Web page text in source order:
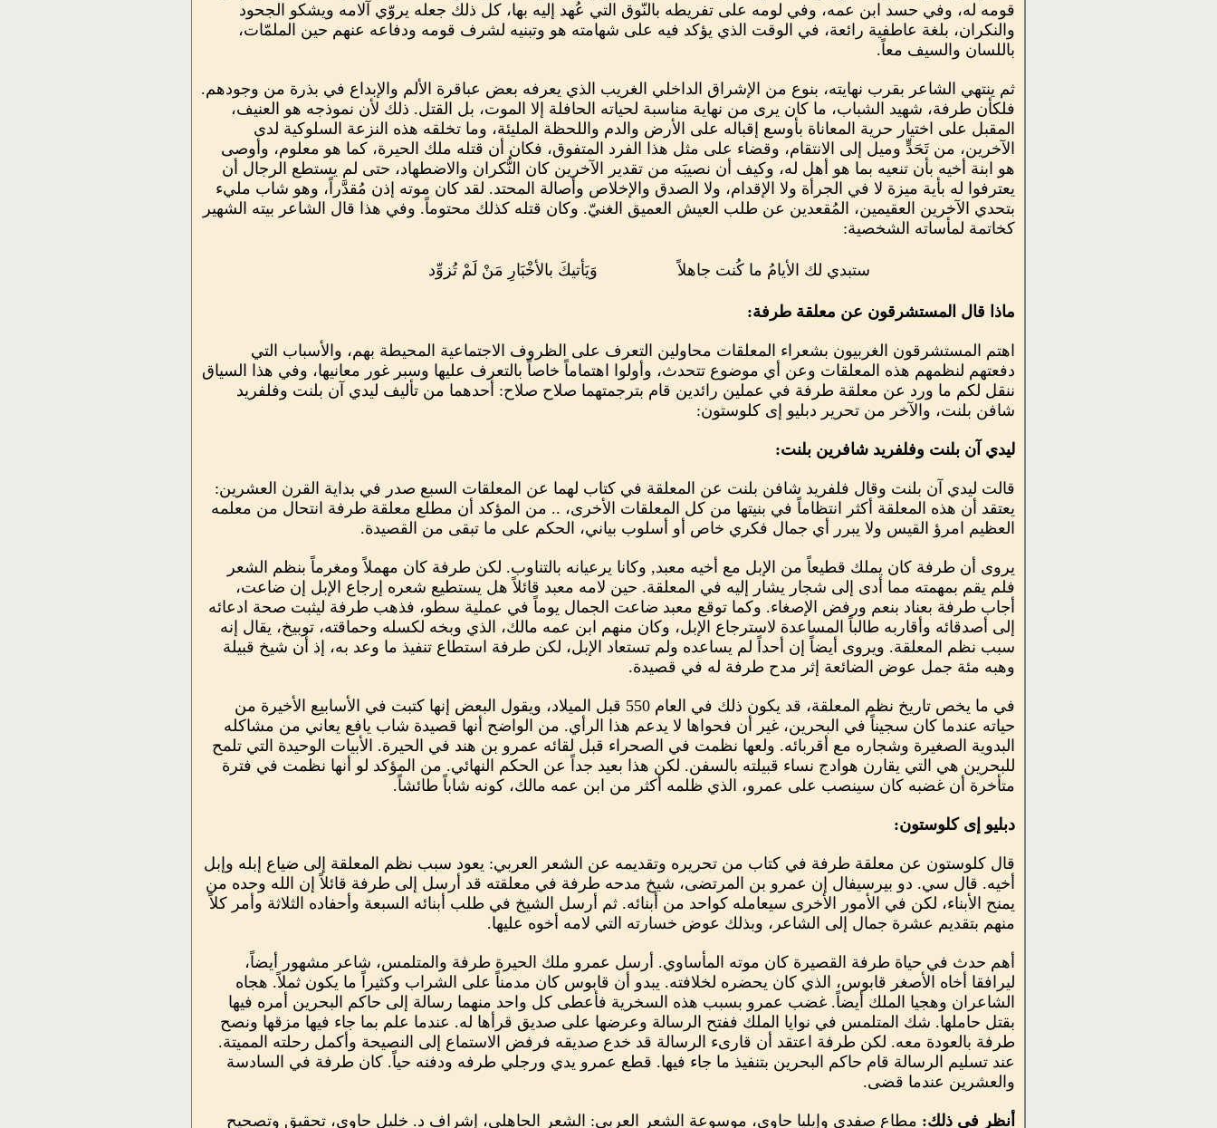
قومه له، وفي حسد ابن عمه، وفي لومه على تفريطه بالنّوق التي عُهد إليه بها، كل ذلك جعله يروّي آلامه ويشكو الجحود
والنكران، بلغة عاطفية رائعة، في الوقت الذي يؤكد فيه على شهامته هو وتبنيه لشرف قومه ودفاعه عنهم حين الملمّات،
باللسان والسيف معاً.
ثم ينتهي الشاعر بقرب نهايته، بنوع من الإشراق الداخلي الغريب الذي يعرفه بعض عباقرة الألم والإبداع في بذرة من وجودهم.
فلكأن طرفة، شهيد الشباب، ما كان يرى من نهاية مناسبة لحياته الحافلة إلا الموت، بل القتل. ذلك لأن نموذجه هو العنيف،
المقبل على اختيار حرية المعاناة بأوسع إقباله على الأرض والدم واللحظة المليئة، وما تخلقه هذه النزعة السلوكية لدى
الآخرين، من تَحَدٍّ وميل إلى الانتقام، وقضاء على مثل هذا الفرد المتفوق، فكان أن قتله ملك الحيرة، كما هو معلوم، وأوصى
هو ابنة أخيه بأن تنعيه بما هو أهل له، وكيف أن نصيبَه من تقدير الآخرين كان النُّكران والاضطهاد، حتى لم يستطع الرجال أن
يعترفوا له بأية ميزة لا في الجرأة ولا الإقدام، ولا الصدق والإخلاص وأصالة المحتد. لقد كان موته إذن مُقدَّراً، وهو شاب مليء
بتحدي الآخرين العقيمين، المُقعدين عن طلب العيش العميق الغنيّ. وكان قتله كذلك محتوماً. وفي هذا قال الشاعر بيته الشهير
كخاتمة لمأساته الشخصية:
ستبدي لك الأيامُ ما كُنت جاهلاً وَيَأتيكَ بالأخْبَارِ مَنْ لَمْ تُزوِّد
ماذا قال المستشرقون عن معلقة طرفة:
اهتم المستشرقون الغربيون بشعراء المعلقات محاولين التعرف على الظروف الاجتماعية المحيطة بهم، والأسباب التي
دفعتهم لنظمهم هذه المعلقات وعن أي موضوع تتحدث، وأولوا اهتماماً خاصاً بالتعرف عليها وسبر غور معانيها، وفي هذا السياق
ننقل لكم ما ورد عن معلقة طرفة في عملين رائدين قام بترجمتهما صلاح صلاح: أحدهما من تأليف ليدي آن بلنت وفلفريد
شافن بلنت، والآخر من تحرير دبليو إى كلوستون:
ليدي آن بلنت وفلفريد شافرين بلنت:
قالت ليدي آن بلنت وقال فلفريد شافن بلنت عن المعلقة في كتاب لهما عن المعلقات السبع صدر في بداية القرن العشرين:
يعتقد أن هذه المعلقة أكثر انتظاماً في بنيتها من كل المعلقات الأخرى، .. من المؤكد أن مطلع معلقة طرفة انتحال من معلمه
العظيم امرؤ القيس ولا يبرر أي جمال فكري خاص أو أسلوب بياني، الحكم على ما تبقى من القصيدة.
يروى أن طرفة كان يملك قطيعاً من الإبل مع أخيه معبد, وكانا يرعيانه بالتناوب. لكن طرفة كان مهملاً ومغرماً بنظم الشعر
فلم يقم بمهمته مما أدى إلى شجار يشار إليه في المعلقة. حين لامه معبد قائلاً هل يستطيع شعره إرجاع الإبل إن ضاعت،
أجاب طرفة بعناد بنعم ورفض الإصغاء. وكما توقع معبد ضاعت الجمال يوماً في عملية سطو، فذهب طرفة ليثبت صحة ادعائه
إلى أصدقائه وأقاربه طالباً المساعدة لاسترجاع الإبل، وكان منهم ابن عمه مالك، الذي وبخه لكسله وحماقته، توبيخ، يقال إنه
سبب نظم المعلقة. ويروى أيضاً إن أحداً لم يساعده ولم تستعاد الإبل، لكن طرفة استطاع تنفيذ ما وعد به، إذ أن شيخ قبيلة
وهبه مئة جمل عوض الضائعة إثر مدح طرفة له في قصيدة.
في ما يخص تاريخ نظم المعلقة، قد يكون ذلك في العام 550 قبل الميلاد، ويقول البعض إنها كتبت في الأسابيع الأخيرة من
حياته عندما كان سجيناً في البحرين، غير أن فحواها لا يدعم هذا الرأي. من الواضح أنها قصيدة شاب يافع يعاني من مشاكله
البدوية الصغيرة وشجاره مع أقربائه. ولعها نظمت في الصحراء قبل لقائه عمرو بن هند في الحيرة. الأبيات الوحيدة التي تلمح
للبحرين هي التي يقارن هوادج نساء قبيلته بالسفن. لكن هذا بعيد جداً عن الحكم النهائي. من المؤكد لو أنها نظمت في فترة
متأخرة أن غضبه كان سينصب على عمرو، الذي ظلمه أكثر من ابن عمه مالك، كونه شاباً طائشاً.
دبليو إى كلوستون:
قال كلوستون عن معلقة طرفة في كتاب من تحريره وتقديمه عن الشعر العربي: يعود سبب نظم المعلقة إلى ضياع إبله وإبل
أخيه. قال سي. دو بيرسيفال إن عمرو بن المرتضى، شيخ مدحه طرفة في معلقته قد أرسل إلى طرفة قائلاً إن الله وحده من
يمنح الأبناء، لكن في الأمور الأخرى سيعامله كواحد من أبنائه. ثم أرسل الشيخ في طلب أبنائه السبعة وأحفاده الثلاثة وأمر كلاً
منهم بتقديم عشرة جمال إلى الشاعر، وبذلك عوض خسارته التي لامه أخوه عليها.
أهم حدث في حياة طرفة القصيرة كان موته المأساوي. أرسل عمرو ملك الحيرة طرفة والمتلمس، شاعر مشهور أيضاً،
ليرافقا أخاه الأصغر قابوس، الذي كان يحضره لخلافته. يبدو أن قابوس كان مدمناً على الشراب وكثيراً ما يكون ثملاً. هجاه
الشاعران وهجيا الملك أيضاً. غضب عمرو بسبب هذه السخرية فأعطى كل واحد منهما رسالة إلى حاكم البحرين أمره فيها
بقتل حاملها. شك المتلمس في نوايا الملك ففتح الرسالة وعرضها على صديق قرأها له. عندما علم بما جاء فيها مزقها ونصح
طرفة بالعودة معه. لكن طرفة اعتقد أن قارىء الرسالة قد خدع صديقه فرفض الاستماع إلى النصيحة وأكمل رحلته المميتة.
عند تسليم الرسالة قام حاكم البحرين بتنفيذ ما جاء فيها. قطع عمرو يدي ورجلي طرفه ودفنه حياً. كان طرفة في السادسة
والعشرين عندما قضى.
أنظر في ذلك: مطاع صفدي وإيليا حاوي، موسوعة الشعر العربي: الشعر الجاهلي، إشراف د. خليل حاوي، تحقيق وتصحيح